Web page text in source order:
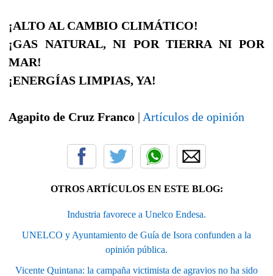
¡ALTO AL CAMBIO CLIMÁTICO!
¡GAS NATURAL, NI POR TIERRA NI POR
MAR!
¡ENERGÍAS LIMPIAS, YA!
Agapito de Cruz Franco | Artículos de opinión
OTROS ARTÍCULOS EN ESTE BLOG:
Industria favorece a Unelco Endesa.
UNELCO y Ayuntamiento de Guía de Isora confunden a la
opinión pública.
Vicente Quintana: la campaña victimista de agravios no ha sido